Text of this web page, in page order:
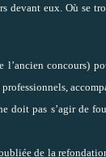
devant eux. Où se
concours)
pas s’agir de
de la